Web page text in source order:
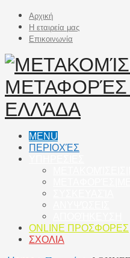
Αρχική
Η εταιρεία μας
Επικοινωνία
MENU
ΠΕΡΙΟΧΈΣ
ONLINE ΠΡΟΣΦΟΡΕΣ
ΣΧΟΛΙΑ